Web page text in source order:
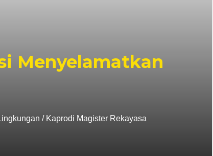
Menyelamatkan
/ Kaprodi Magister Rekayasa